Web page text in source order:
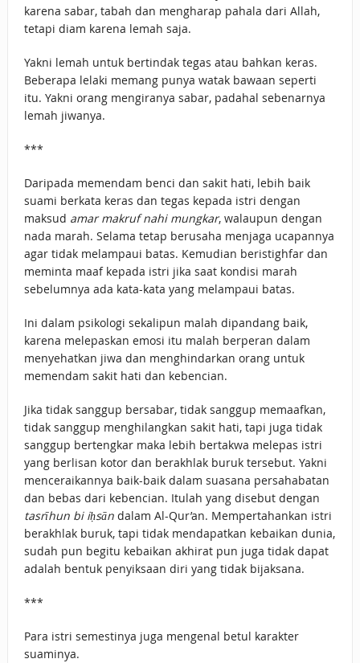
karena sabar, tabah dan mengharap pahala dari Allah,
tetapi diam karena lemah saja.
Yakni lemah untuk bertindak tegas atau bahkan keras.
Beberapa lelaki memang punya watak bawaan seperti
itu. Yakni orang mengiranya sabar, padahal sebenarnya
lemah jiwanya.
***
Daripada memendam benci dan sakit hati, lebih baik
suami berkata keras dan tegas kepada istri dengan
maksud amar makruf nahi mungkar, walaupun dengan
nada marah. Selama tetap berusaha menjaga ucapannya
agar tidak melampaui batas. Kemudian beristighfar dan
meminta maaf kepada istri jika saat kondisi marah
sebelumnya ada kata-kata yang melampaui batas.
Ini dalam psikologi sekalipun malah dipandang baik,
karena melepaskan emosi itu malah berperan dalam
menyehatkan jiwa dan menghindarkan orang untuk
memendam sakit hati dan kebencian.
Jika tidak sanggup bersabar, tidak sanggup memaafkan,
tidak sanggup menghilangkan sakit hati, tapi juga tidak
sanggup bertengkar maka lebih bertakwa melepas istri
yang berlisan kotor dan berakhlak buruk tersebut. Yakni
menceraikannya baik-baik dalam suasana persahabatan
dan bebas dari kebencian. Itulah yang disebut dengan
tasrīhun bi iḥsāndalam Al-Qur’an. Mempertahankan istri
berakhlak buruk, tapi tidak mendapatkan kebaikan dunia,
sudah pun begitu kebaikan akhirat pun juga tidak dapat
adalah bentuk penyiksaan diri yang tidak bijaksana.
***
Para istri semestinya juga mengenal betul karakter
suaminya.